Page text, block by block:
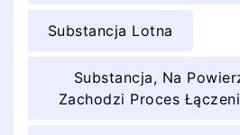
Substancja Lotna
Substancja, Na
Zachodzi Proces